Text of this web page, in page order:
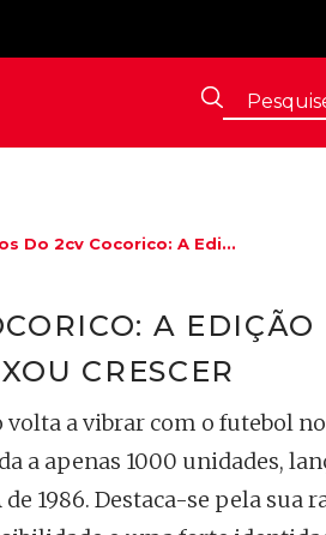
Do 2cv Cocorico: A Edi...
A
CRESCER
a vibrar com o futebol
a apenas 1000 unidades,
1986. Destaca-se pela